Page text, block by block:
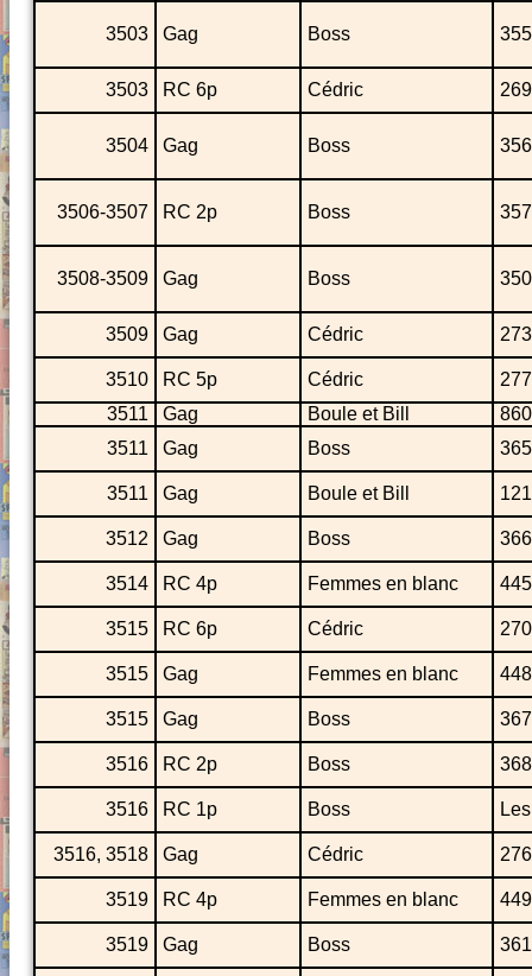
3503 Gag Boss 355
3503 RC 6p Cédric 269
3504 Gag Boss 356
3506-3507 RC 2p Boss
3508-3509 Gag Boss
3509 Gag Cédric 273
3510 RC 5p Cédric
277
3511
Gag Boule et Bill
3511
Gag Boss 365
3511 Gag Boule et Bill
3512 Gag Boss 366
3514 RC 4p Femmes en blanc 445
3515 RC 6p Cédric 270
3515 Gag Femmes en blanc 448
3515 Gag Boss 367
3516 RC 2p Boss 368
3516 RC 1p Boss
3516, 3518 Gag Cédric
3519 RC 4p Femmes en blanc 449
3519 Gag Boss 361